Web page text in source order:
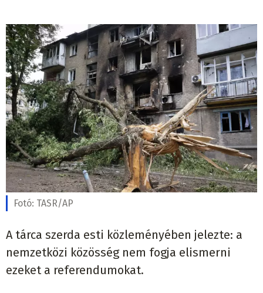
Fotó: TASR/AP
A tárca szerda esti közleményében jelezte: a
nemzetközi közösség nem fogja elismerni
ezeket a referendumokat.